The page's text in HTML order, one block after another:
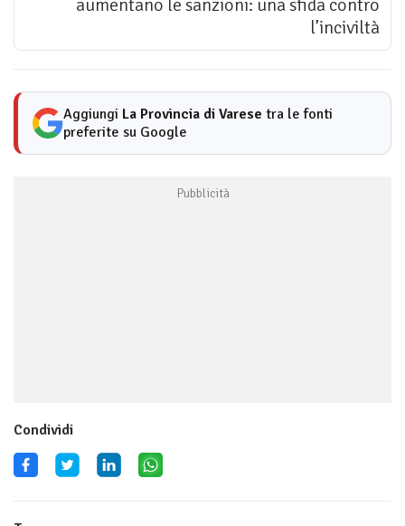
aumentano le sanzioni: una sfida contro
l’inciviltà
Aggiungi La Provincia di Varese tra le fonti
preferite su Google
Condividi